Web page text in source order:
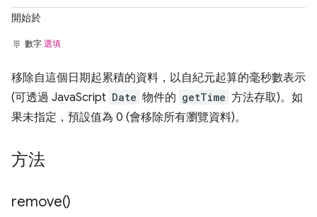
開始於
數字 選填
移除自這個日期起累積的資料，以自紀元起算的毫秒數表示
(可透過 JavaScript Date 物件的 getTime 方法存取)。如
果未指定，預設值為 0 (會移除所有瀏覽資料)。
方法
remove()